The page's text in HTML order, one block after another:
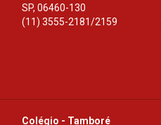
SP,06460-130
(11) 3555-2181/2159
Colégio - Tamboré